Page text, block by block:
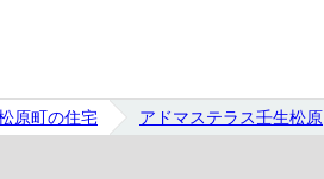
原町の住宅 アドマステラス壬生松原